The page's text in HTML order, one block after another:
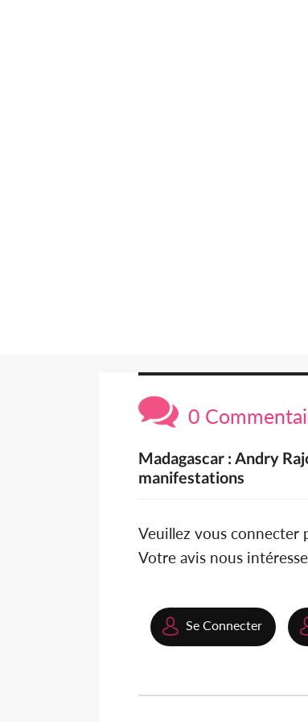
0
Madagascar : Andry
manifestations
Veuillez vous connecter
Votre avis nous
Se Connecter